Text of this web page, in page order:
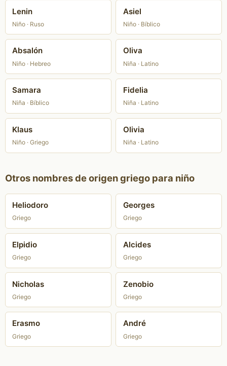
Lenin
Niño · Ruso
Asiel
Niño · Bíblico
Absalón
Niño · Hebreo
Oliva
Niña · Latino
Samara
Niña · Bíblico
Fidelia
Niña · Latino
Klaus
Niño · Griego
Olivia
Niña · Latino
Otros nombres de origen griego para niño
Heliodoro
Griego
Georges
Griego
Elpidio
Griego
Alcides
Griego
Nicholas
Griego
Zenobio
Griego
Erasmo
Griego
André
Griego